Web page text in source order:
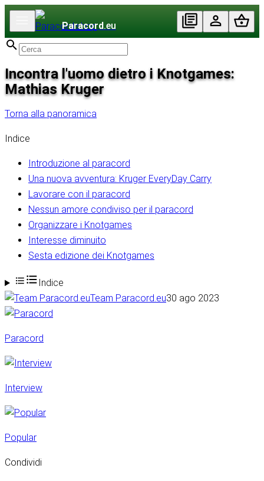
Paracord.eu
Incontra l'uomo dietro i Knotgames:
Mathias Kruger
Torna alla panoramica
Indice
Introduzione al paracord
Una nuova avventura: Kruger EveryDay Carry
Lavorare con il paracord
Nessun amore condiviso per il paracord
Organizzare i Knotgames
Interesse diminuito
Sesta edizione dei Knotgames
Indice
Team Paracord.eu30 ago 2023
Paracord
Interview
Popular
Condividi